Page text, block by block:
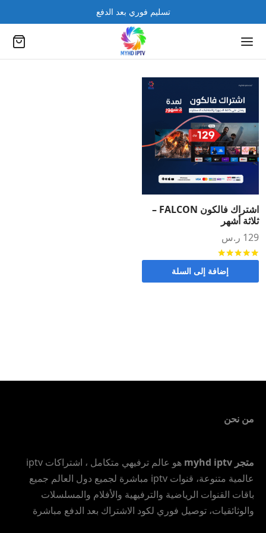
تسليم فوري بعد الدفع
اشتراك فالكون FALCON –
ثلاثة أشهر
129 ر.س
إضافة إلى السلة
من نحن
متجر myhd iptv
هو عالم ترفيهي متكامل ، اشتراكات iptv
عالمية متنوعة، قنوات iptv مباشرة لجميع دول العالم جميع
باقات القنوات الرياضية والترفيهية والأفلام والمسلسلات
والوثائقيات، توصيل فوري لكود الاشتراك بعد الدفع مباشرة